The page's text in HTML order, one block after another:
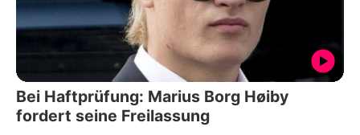
Bei Haftprüfung: Marius Borg Høiby
fordert seine Freilassung